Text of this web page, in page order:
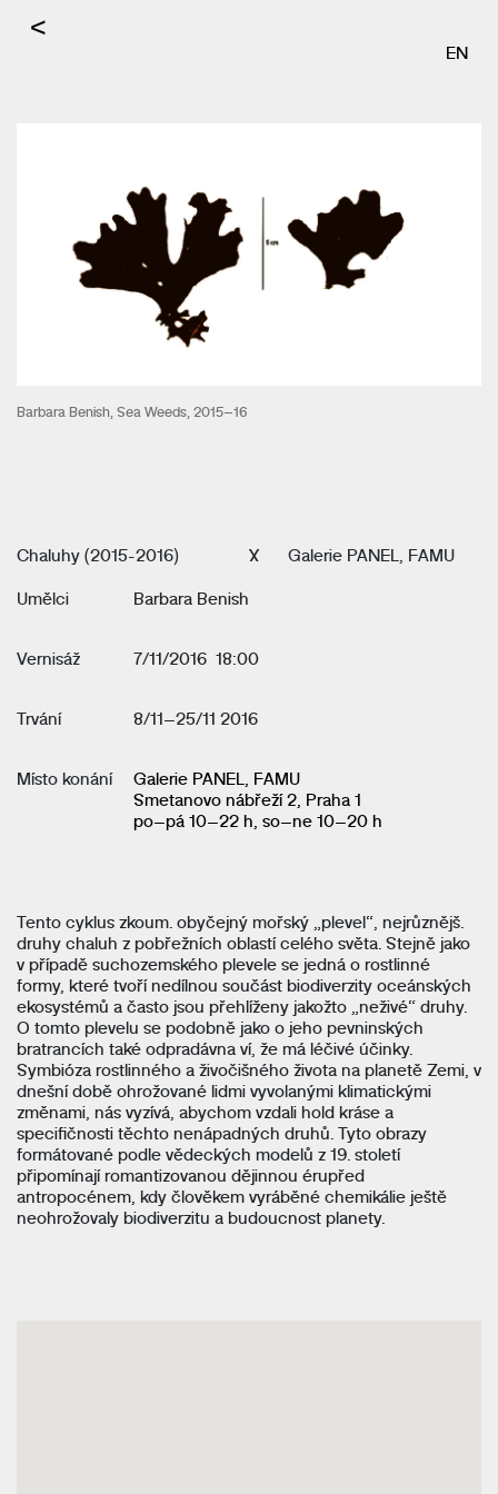
<
EN
Barbara Benish, Sea Weeds, 2015–16
Chaluhy (2015-2016) X
Galerie PANEL, FAMU
Umělci
Barbara Benish
Vernisáž 7/11/2016 18:00
Trvání 8/11–25/11 2016
Místo konání
Galerie PANEL, FAMU
Smetanovo nábřeží 2, Praha 1
po–pá 10–22 h, so–ne 10–20 h
Tento cyklus zkoum. obyčejný mořský „plevel“, nejrůznějš.
druhy chaluh z pobřežních oblastí celého světa. Stejně jako
v případě suchozemského plevele se jedná o rostlinné
formy, které tvoří nedílnou součást biodiverzity oceánských
ekosystémů a často jsou přehlíženy jakožto „neživé“ druhy.
O tomto plevelu se podobně jako o jeho pevninských
bratrancích také odpradávna ví, že má léčivé účinky.
Symbióza rostlinného a živočišného života na planetě Zemi, v
dnešní době ohrožované lidmi vyvolanými klimatickými
změnami, nás vyzívá, abychom vzdali hold kráse a
specifičnosti těchto nenápadných druhů. Tyto obrazy
formátované podle vědeckých modelů z 19. století
připomínají romantizovanou dějinnou érupřed
antropocénem, kdy člověkem vyráběné chemikálie ještě
neohrožovaly biodiverzitu a budoucnost planety.